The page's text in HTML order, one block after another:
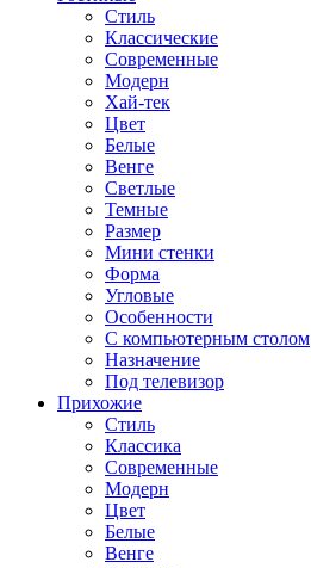
Стиль
Классические
Современные
Модерн
Хай-тек
Цвет
Белые
Венге
Светлые
Темные
Размер
Мини стенки
Форма
Угловые
Особенности
С компьютерным столом
Назначение
Под телевизор
Прихожие
Стиль
Классика
Современные
Модерн
Цвет
Белые
Венге